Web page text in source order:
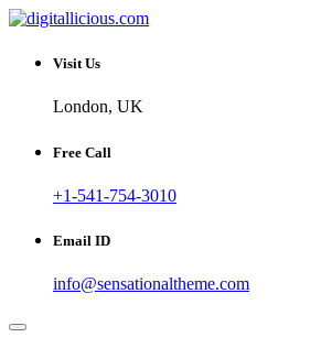
Skip
content
digitallicious.com
Sharing Digital Information
Visit Us
London, UK
Free Call
+1-541-754-3010
Email ID
info@sensationaltheme.com